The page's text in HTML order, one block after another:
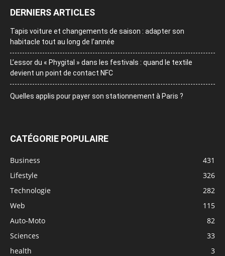
DERNIERS ARTICLES
Tapis voiture et changements de saison : adapter son
habitacle tout au long de l’année
L’essor du « Phygital » dans les festivals : quand le textile
devient un point de contact NFC
Quelles applis pour payer son stationnement à Paris ?
CATÉGORIE POPULAIRE
Business
431
Lifestyle
326
Technologie
282
Web
115
Auto-Moto
82
Sciences
33
health
3